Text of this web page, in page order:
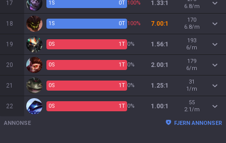
17 1 S 0T 100% 1.33:1
6.8/m
18 1 S 0T 100% 7.00:1
170
6.8/m
19 0S 1T 0% 1.56:1
193
6/m
20 0S 1T 0% 2.00:1
179
6/m
21 0S 1T 0% 1.25:1
31
1/m
22 0S 1T 0% 1.00:1
55
2.1/m
ANNONSE FJERN ANNONSER